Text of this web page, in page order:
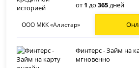
от 1 до365дней
ООО МКК «Алистар»
Финтерс - Займ на
мгновенно